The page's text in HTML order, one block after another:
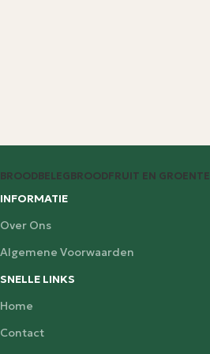
BROODBELEGBROODFRUIT EN GROENTE
INFORMATIE
Over Ons
Algemene Voorwaarden
SNELLE LINKS
Home
Contact